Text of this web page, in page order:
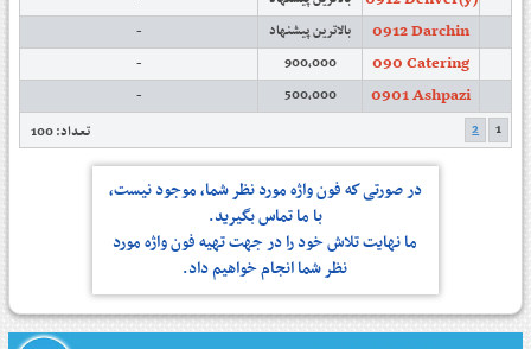
0912 Darchin بالاترین پیشنهاد -
090 Catering
900,000
-
0901 Ashpazi
500,000
-
1
2 تعداد: 100
در صورتی كه فون واژه مورد نظر شما، موجود نیست،
با ما تماس بگیرید.
ما نهایت تلاش خود را در جهت تهیه فون واژه مورد
نظر شما انجام خواهیم داد.